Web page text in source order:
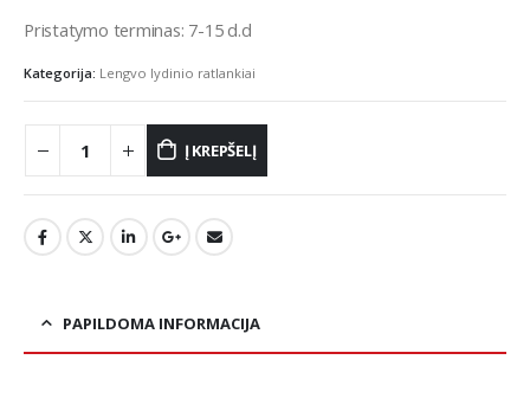
Pristatymo terminas: 7-15 d.d
Kategorija: Lengvo lydinio ratlankiai
Į KREPŠELĮ
PAPILDOMA INFORMACIJA